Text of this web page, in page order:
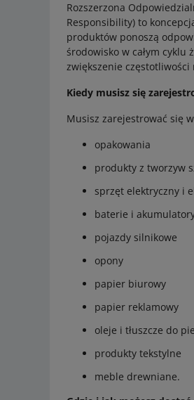
Rozszerzona
Responsibility) to
produktów ponoszą
środowisko w całym
zwiększenie częstotliwości
Kiedy musisz się
Musisz zarejestrować się
opakowania
produkty z tworzyw
sprzęt elektryczny i
baterie i
pojazdy silnikowe
opony
papier biurowy
papier reklamowy
oleje i tłuszcze do
produkty tekstylne
meble drewniane.